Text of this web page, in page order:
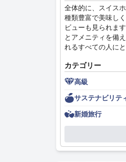
全体的に、スイス
種類豊富で美味し
ビューも見られま
とアメニティを備
れるすべての人に
カテゴリー
高級
サステナビリテ
新婚旅行